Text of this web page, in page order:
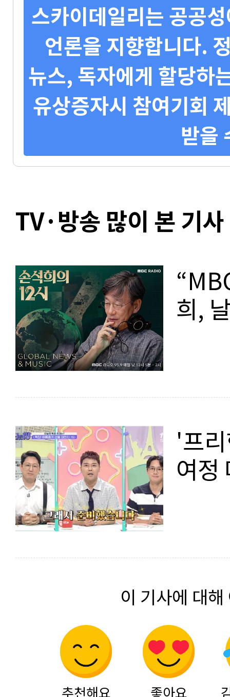
스카이데일리는 공공
언론을 지향합니다.
뉴스, 독자에게 할당하
유상증자시 참여기회
받을
TV·방송 많이 본 기사
희,
'프
여정
이 기사에 대
추천해요 좋아요